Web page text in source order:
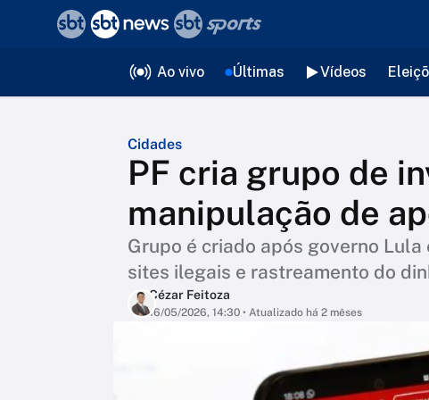
Ao vivo Últimas Vídeos
Cidades
PF cria grupo de
manipulação de
Grupo é criado após governo
sites ilegais e rastreamento do
Cézar Feitoza
16/05/2026, 14:30 • Atualizado há 2 mêses
voltar
Editorias